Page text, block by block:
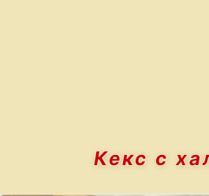
Кекс с